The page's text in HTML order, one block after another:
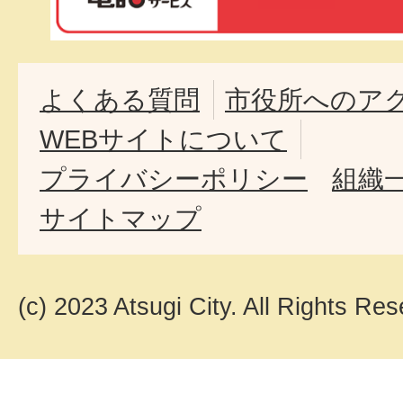
よくある質問
市役所へのア
WEBサイトについて
プライバシーポリシー
組織
サイトマップ
(c) 2023 Atsugi City. All Rights